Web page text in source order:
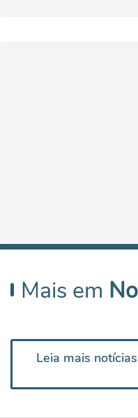
Mais em
Leia mais